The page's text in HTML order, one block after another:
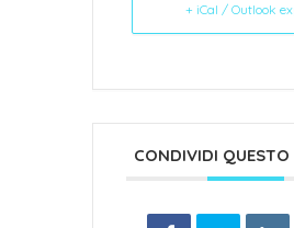
+ iCal / Outlook
CONDIVIDI QUESTO